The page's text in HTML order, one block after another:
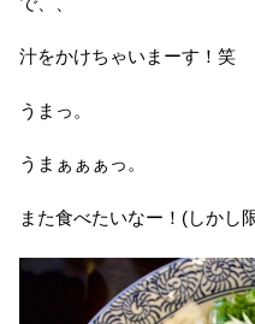
汁をかけちゃいまーす！笑
うまっ。
うまぁぁぁっ。
また食べたいなー！(しかし